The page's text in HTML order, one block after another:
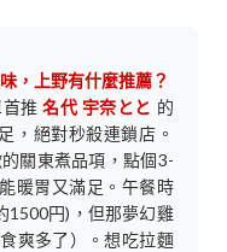
，上野有什麼推薦？
首推名代 宇奈とと 的
，絕對秒殺連鎖店。
的關東煮品項，點個3-
暖胃又滿足。午餐時
1500円)，但那夢幻雞
爽多了）。想吃拉麵